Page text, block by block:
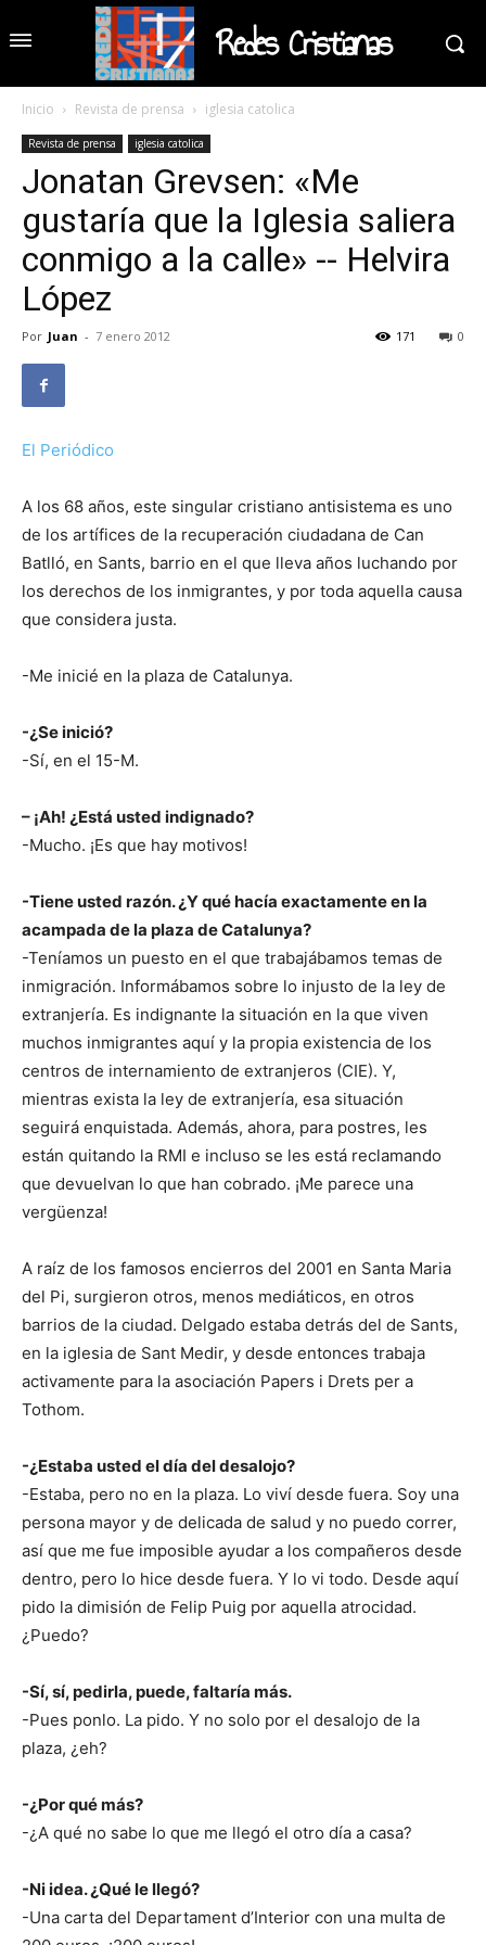
Redes Cristianas
Inicio Revista de prensa iglesia catolica
Revista de prensa iglesia catolica
Jonatan Grevsen: «Me
gustaría que la Iglesia saliera
conmigo a la calle» -- Helvira
López
Por Juan - 7 enero 2012 0
171
El Periódico
A los 68 años, este singular cristiano antisistema es uno
de los artífices de la recuperación ciudadana de Can
Batlló, en Sants, barrio en el que lleva años luchando por
los derechos de los inmigrantes, y por toda aquella causa
que considera justa.
-Me inicié en la plaza de Catalunya.
-¿Se inició?
-Sí, en el 15-M.
– ¡Ah! ¿Está usted indignado?
-Mucho. ¡Es que hay motivos!
-Tiene usted razón. ¿Y qué hacía exactamente en la
acampada de la plaza de Catalunya?
-Teníamos un puesto en el que trabajábamos temas de
inmigración. Informábamos sobre lo injusto de la ley de
extranjería. Es indignante la situación en la que viven
muchos inmigrantes aquí y la propia existencia de los
centros de internamiento de extranjeros (CIE). Y,
mientras exista la ley de extranjería, esa situación
seguirá enquistada. Además, ahora, para postres, les
están quitando la RMI e incluso se les está reclamando
que devuelvan lo que han cobrado. ¡Me parece una
vergüenza!
A raíz de los famosos encierros del 2001 en Santa Maria
del Pi, surgieron otros, menos mediáticos, en otros
barrios de la ciudad. Delgado estaba detrás del de Sants,
en la iglesia de Sant Medir, y desde entonces trabaja
activamente para la asociación Papers i Drets per a
Tothom.
-¿Estaba usted el día del desalojo?
-Estaba, pero no en la plaza. Lo viví desde fuera. Soy una
persona mayor y de delicada de salud y no puedo correr,
así que me fue imposible ayudar a los compañeros desde
dentro, pero lo hice desde fuera. Y lo vi todo. Desde aquí
pido la dimisión de Felip Puig por aquella atrocidad.
¿Puedo?
-Sí, sí, pedirla, puede, faltaría más.
-Pues ponlo. La pido. Y no solo por el desalojo de la
plaza, ¿eh?
-¿Por qué más?
-¿A qué no sabe lo que me llegó el otro día a casa?
-Ni idea. ¿Qué le llegó?
-Una carta del Departament d’Interior con una multa de